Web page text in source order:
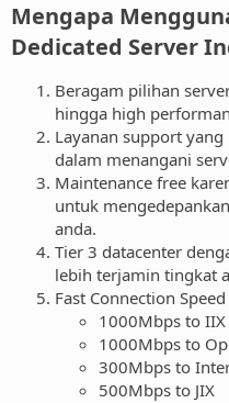
Mengapa
Dedicated Server
Beragam pilihan
hingga high
Layanan support
dalam menangani
Maintenance free
untuk
anda.
Tier 3 datacenter
lebih terjamin tingkat
Fast Connection
1000Mbps to
1000Mbps to
300Mbps to
500Mbps to JIX